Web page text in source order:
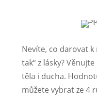
Nevíte, co darovat
tak“ z lásky?
těla i ducha.
můžete vybrat ze 4